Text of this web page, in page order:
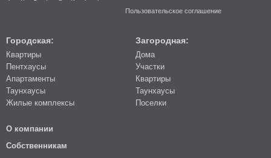
Пользовательское соглашение
Городская:
Квартиры
Пентхаусы
Апартаменты
Таунхаусы
Жилые комплексы
Загородная:
Дома
Участки
Квартиры
Таунхаусы
Поселки
О компании
Собственникам